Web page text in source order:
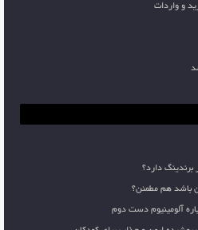
و واردات
دارد؟
باشد هم مطمئن؟
آلومینیوم دست دوم